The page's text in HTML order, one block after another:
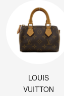
LOUIS
VUITTON